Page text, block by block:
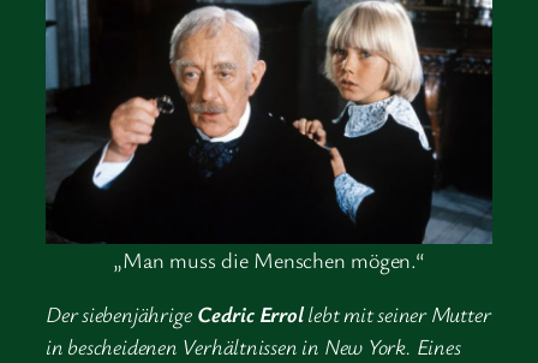
„Man muss die Menschen mögen.“
Der siebenjährige Cedric Errollebt mit seiner Mutter
in bescheidenen Verhältnissen in New York. Eines